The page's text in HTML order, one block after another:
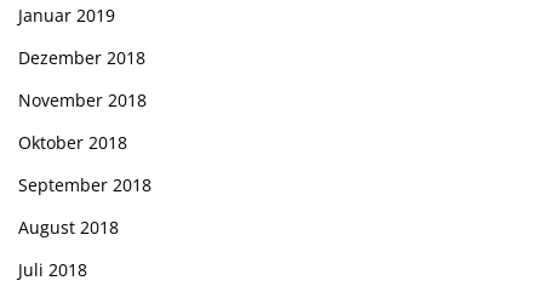
Januar 2019
Dezember 2018
November 2018
Oktober 2018
September 2018
August 2018
Juli 2018